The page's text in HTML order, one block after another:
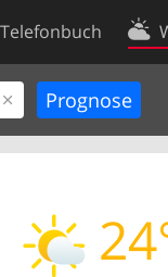
Telefonbuch
Kontakt